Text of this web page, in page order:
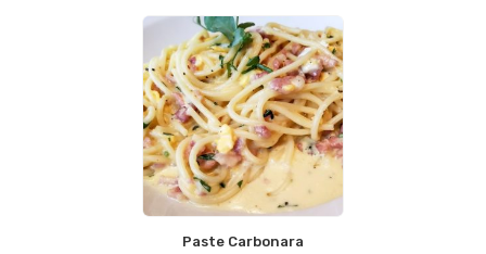
Paste Carbonara